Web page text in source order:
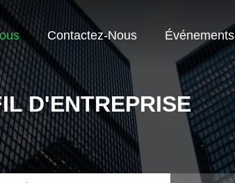
Contactez-Nous Événements
D'ENTREPRISE